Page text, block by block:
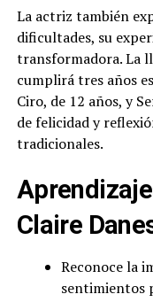
La actriz también
dificultades, su
transformadora. La
cumplirá tres años
Ciro, de 12 años, y
de felicidad y
tradicionales.
Claire
Reconoce la
sentimientos